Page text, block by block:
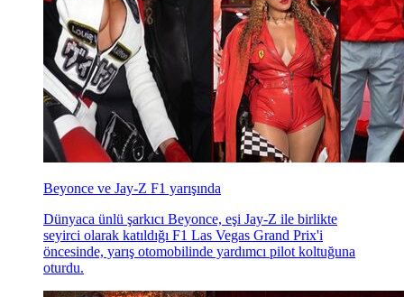
Beyonce ve Jay-Z F1 yarışında
Dünyaca ünlü şarkıcı Beyonce, eşi Jay-Z ile birlikte
seyirci olarak katıldığı F1 Las Vegas Grand Prix'i
öncesinde, yarış otomobilinde yardımcı pilot koltuğuna
oturdu.